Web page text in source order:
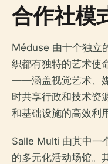
合作社模
Méduse 由十个独立
织都有独特的艺术使
——涵盖视觉艺术、
时共享行政和技术资
和基础设施的高效利
Salle Multi 由其中一
的多元化活动场馆。